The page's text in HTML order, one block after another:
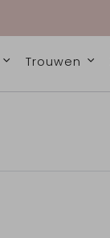
Trouwen